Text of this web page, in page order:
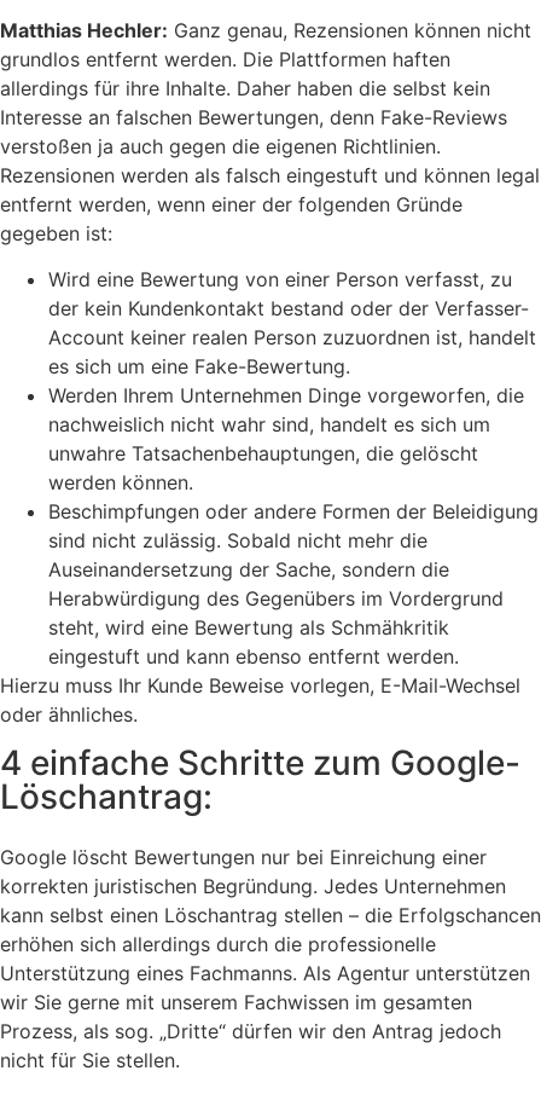
Matthias Hechler: Ganz genau, Rezensionen können nicht
grundlos entfernt werden. Die Plattformen haften
allerdings für ihre Inhalte. Daher haben die selbst kein
Interesse an falschen Bewertungen, denn Fake-Reviews
verstoßen ja auch gegen die eigenen Richtlinien.
Rezensionen werden als falsch eingestuft und können legal
entfernt werden, wenn einer der folgenden Gründe
gegeben ist:
Wird eine Bewertung von einer Person verfasst, zu
der kein Kundenkontakt bestand oder der Verfasser-
Account keiner realen Person zuzuordnen ist, handelt
es sich um eine Fake-Bewertung.
Werden Ihrem Unternehmen Dinge vorgeworfen, die
nachweislich nicht wahr sind, handelt es sich um
unwahre Tatsachenbehauptungen, die gelöscht
werden können.
Beschimpfungen oder andere Formen der Beleidigung
sind nicht zulässig. Sobald nicht mehr die
Auseinandersetzung der Sache, sondern die
Herabwürdigung des Gegenübers im Vordergrund
steht, wird eine Bewertung als Schmähkritik
eingestuft und kann ebenso entfernt werden.
Hierzu muss Ihr Kunde Beweise vorlegen, E-Mail-Wechsel
oder ähnliches.
4 einfache Schritte zum Google-
Löschantrag:
Google löscht Bewertungen nur bei Einreichung einer
korrekten juristischen Begründung. Jedes Unternehmen
kann selbst einen Löschantrag stellen – die Erfolgschancen
erhöhen sich allerdings durch die professionelle
Unterstützung eines Fachmanns. Als Agentur unterstützen
wir Sie gerne mit unserem Fachwissen im gesamten
Prozess, als sog. „Dritte“ dürfen wir den Antrag jedoch
nicht für Sie stellen.